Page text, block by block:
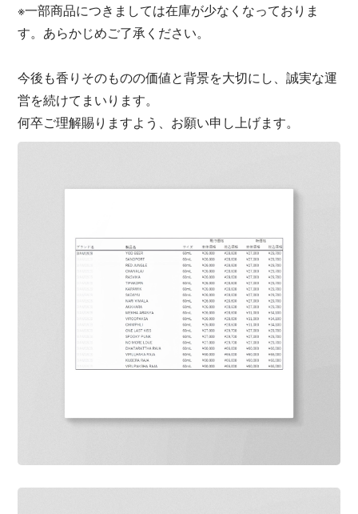
※一部商品につきましては在庫が少なくなっておりま
す。あらかじめご了承ください。
今後も香りそのものの価値と背景を大切にし、誠実な運
営を続けてまいります。
何卒ご理解賜りますよう、お願い申し上げます。